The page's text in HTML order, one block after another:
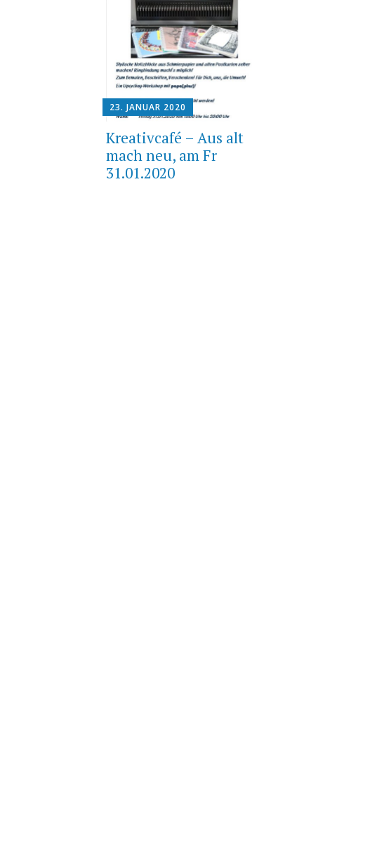
23. JANUAR 2020
Kreativcafé – Aus alt
mach neu, am Fr
31.01.2020